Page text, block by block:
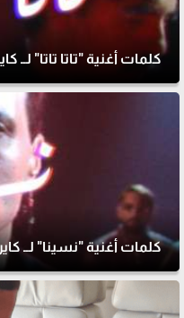
كلمات أغنية "تاتا تاتا" لــ
كلمات أغنية "نسينا" لــ كايروكي